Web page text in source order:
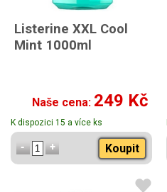
Listerine XXL Cool
Mint 1000ml
Naše cena: 249 Kč
K dispozici 15 a více ks
Koupit